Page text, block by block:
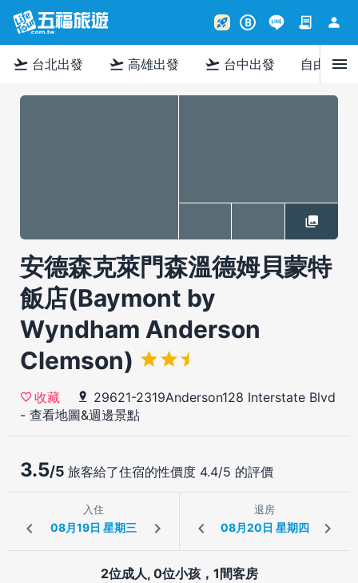
rocket_launch B contract person
flight_takeoff 台北出發 flight_takeoff 高雄出發 flight_takeoff 台中出發 自由行menu
安德森克萊門森溫德姆貝蒙特
飯店(Baymont by
Wyndham Anderson
Clemson)
收藏
29621-2319Anderson128 Interstate Blvd
- 查看地圖&週邊景點
3.5/5 旅客給了住宿的性價度 4.4/5 的評價
入住 退房
2位成人, 0位小孩，1間客房